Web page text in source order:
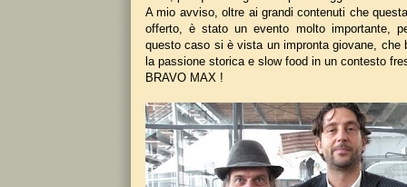
A mio avviso, oltre ai grandi contenuti che
offerto, è stato un evento molto importante,
questo caso si è vista un impronta giovane, che
la passione storica e slow food in un contesto
BRAVO MAX !